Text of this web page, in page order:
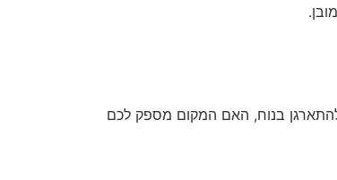
בנוח, האם המקום מספק לכם